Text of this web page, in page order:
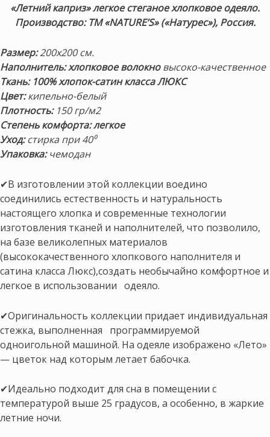
«Летний каприз» легкое стеганое хлопковое одеяло.
Производство: ТМ «NATURE’S» («Натурес»), Россия.
Размер:200х200 см.
Наполнитель: хлопковое волокновысоко-качественное
Ткань: 100% хлопок-сатинкласса ЛЮКС
Цвет:кипельно-белый
Плотность:150 гр/м2
Степень комфорта: легкое
Уход:стирка при 40⁰
Упаковка:чемодан
✔В изготовлении этой коллекции воедино
соединились естественность и натуральность
настоящего хлопка и современные технологии
изготовления тканей и наполнителей, что позволило,
на базе великолепных материалов
(высококачественного хлопкового наполнителя и
сатина класса Люкс),создать необычайно комфортное и
легкое в использовании одеяло.
✔Оригинальность коллекции придает индивидуальная
стежка, выполненная программируемой
одноигольной машиной. На одеяле изображено «Лето»
— цветок над которым летает бабочка.
✔Идеально подходит для сна в помещении с
температурой выше 25 градусов, а особенно, в жаркие
летние ночи.